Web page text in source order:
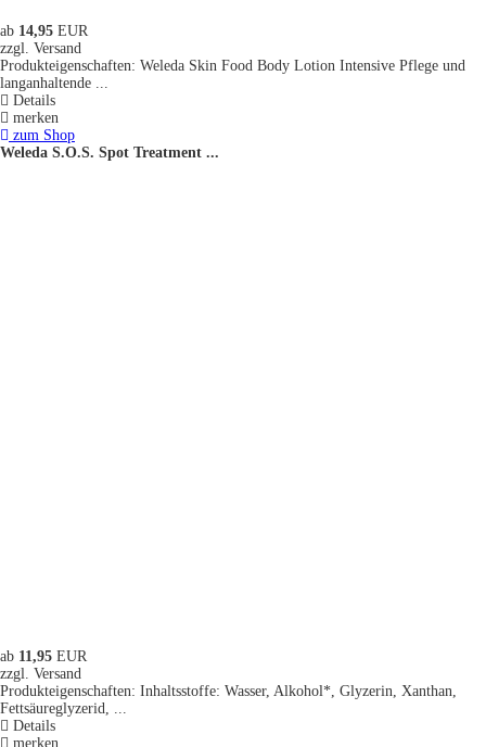
ab 14,95 EUR
zzgl. Versand
Produkteigenschaften: Weleda Skin Food Body Lotion Intensive Pflege und
langanhaltende ...
Details
merken
zum Shop
Weleda S.O.S. Spot Treatment ...
ab 11,95 EUR
zzgl. Versand
Produkteigenschaften: Inhaltsstoffe: Wasser, Alkohol*, Glyzerin, Xanthan,
Fettsäureglyzerid, ...
Details
merken